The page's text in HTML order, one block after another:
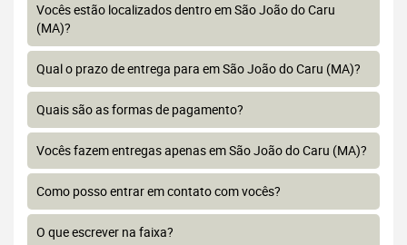
Vocês estão localizados dentro em São João do Caru
(MA)?
Qual o prazo de entrega para em São João do Caru (MA)?
Quais são as formas de pagamento?
Vocês fazem entregas apenas em São João do Caru (MA)?
Como posso entrar em contato com vocês?
O que escrever na faixa?